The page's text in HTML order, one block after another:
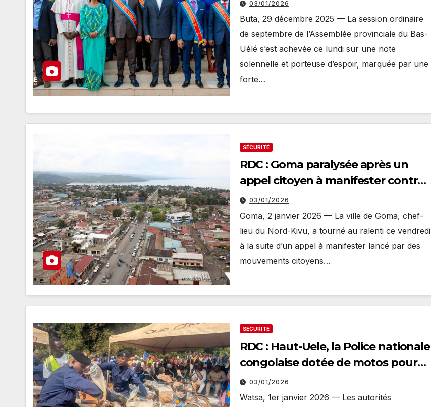
institutionnelle assumée
03/01/2026
Buta, 29 décembre 2025 — La session ordinaire
de septembre de l’Assemblée provinciale du Bas-
Uélé s’est achevée ce lundi sur une note
solennelle et porteuse d’espoir, marquée par une
forte…
SÉCURITÉ
RDC : Goma paralysée après un
appel citoyen à manifester contre
la présence du M23
03/01/2026
Goma, 2 janvier 2026 — La ville de Goma, chef-
lieu du Nord-Kivu, a tourné au ralenti ce vendredi
à la suite d’un appel à manifester lancé par des
mouvements citoyens…
SÉCURITÉ
RDC : Haut-Uele, la Police nationale
congolaise dotée de motos pour
renforcer la sécurité à Gombari
03/01/2026
Watsa, 1er janvier 2026 — Les autorités